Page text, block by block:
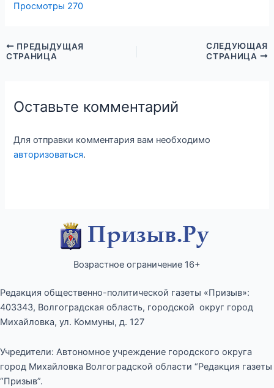
Просмотры 270
ПРЕДЫДУЩАЯ
СТРАНИЦА
СЛЕДУЮЩАЯ
СТРАНИЦА
Оставьте комментарий
Для отправки комментария вам необходимо
авторизоваться.
Возрастное ограничение 16+
Редакция общественно-политической газеты «Призыв»:
403343, Волгоградская область, городской округ город
Михайловка, ул. Коммуны, д. 127
Учредители: Автономное учреждение городского округа
город Михайловка Волгоградской области “Редакция газеты
“Призыв”.